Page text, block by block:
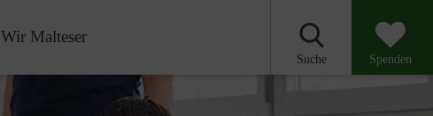
Wir Malteser
Suche Spenden